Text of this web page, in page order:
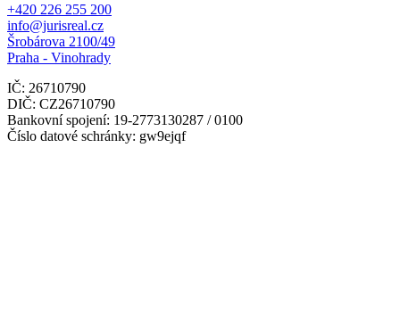
+420 226 255 200
info@jurisreal.cz
Šrobárova 2100/49
Praha - Vinohrady
IČ: 26710790
DIČ: CZ26710790
Bankovní spojení: 19-2773130287 / 0100
Číslo datové schránky: gw9ejqf